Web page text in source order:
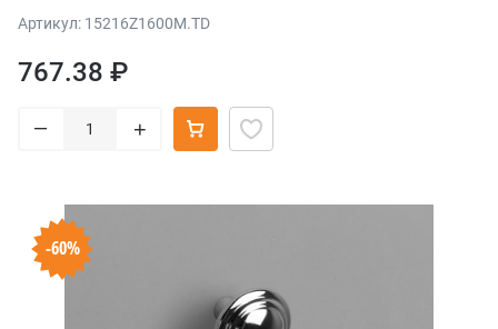
Артикул: 15216Z1600M.TD
767.38 ₽
– +
-60%